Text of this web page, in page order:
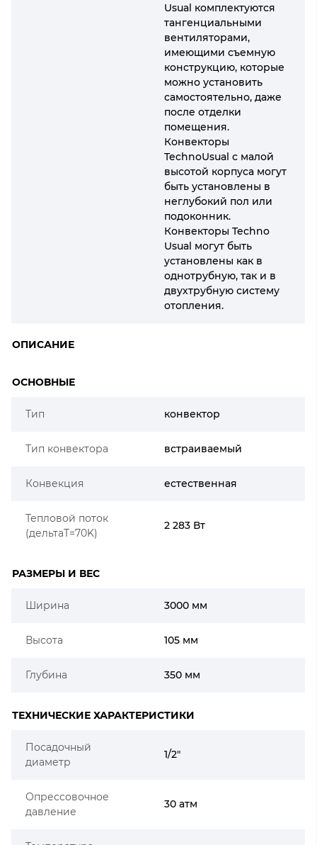
Usual комплектуются
тангенциальными
вентиляторами,
имеющими съемную
конструкцию, которые
можно установить
самостоятельно, даже
после отделки
помещения.
Конвекторы
TechnoUsual с малой
высотой корпуса могут
быть установлены в
неглубокий пол или
подоконник.
Конвекторы Techno
Usual могут быть
установлены как в
однотрубную, так и в
двухтрубную систему
отопления.
ОПИСАНИЕ
ОСНОВНЫЕ
Тип конвектор
Тип конвектора встраиваемый
Конвекция естественная
Тепловой поток
(дельтаT=70K)
2 283 Вт
РАЗМЕРЫ И ВЕС
Ширина 3000 мм
Высота 105 мм
Глубина 350 мм
ТЕХНИЧЕСКИЕ ХАРАКТЕРИСТИКИ
Посадочный
диаметр
1/2"
Опрессовочное
давление
30 атм